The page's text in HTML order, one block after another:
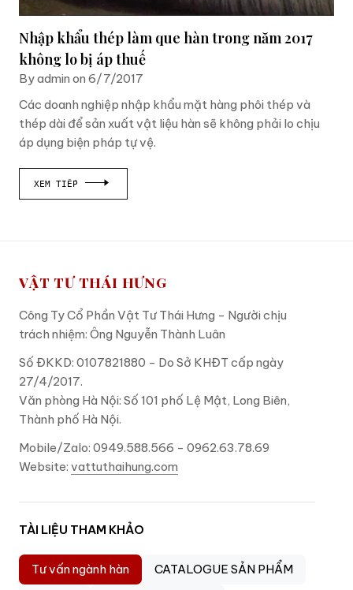
Nhập khẩu thép làm que hàn trong năm 2017
không lo bị áp thuế
By admin on 6/7/2017
Các doanh nghiệp nhập khẩu mặt hàng phôi thép và
thép dài để sản xuất vật liệu hàn sẽ không phải lo chịu
áp dụng biện pháp tự vệ.
XEM TIẾP
VẬT TƯ THÁI HƯNG
Công Ty Cổ Phần Vật Tư Thái Hưng - Người chịu
trách nhiệm: Ông Nguyễn Thành Luân
Số ĐKKD: 0107821880 - Do Sở KHĐT cấp ngày
27/4/2017.
Văn phòng Hà Nội: Số 101 phố Lệ Mật, Long Biên,
Thành phố Hà Nội.
Mobile/Zalo: 0949.588.566 - 0962.63.78.69
Website: vattuthaihung.com
TÀI LIỆU THAM KHẢO
Tư vấn ngành hàn
CATALOGUE SẢN PHẨM